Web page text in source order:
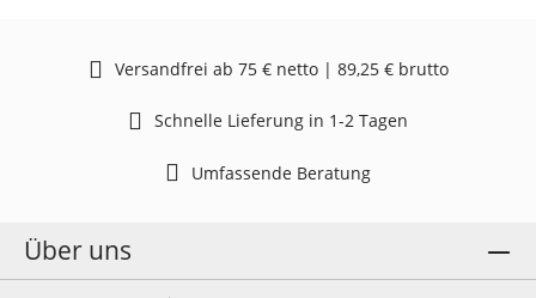
Versandfrei ab 75 € netto | 89,25 € brutto
Schnelle Lieferung in 1-2 Tagen
Umfassende Beratung
Über uns